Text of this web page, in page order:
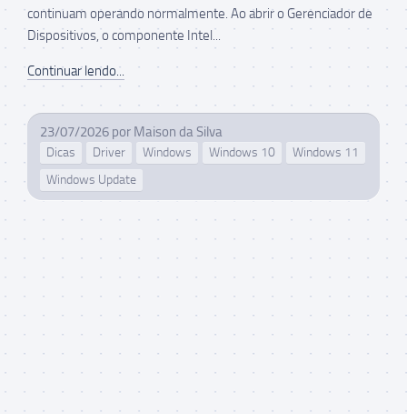
continuam operando normalmente. Ao abrir o Gerenciador de
Dispositivos, o componente Intel...
Continuar lendo...
23/07/2026 por Maison da Silva
Dicas Driver Windows Windows 10
Windows 11
Windows Update